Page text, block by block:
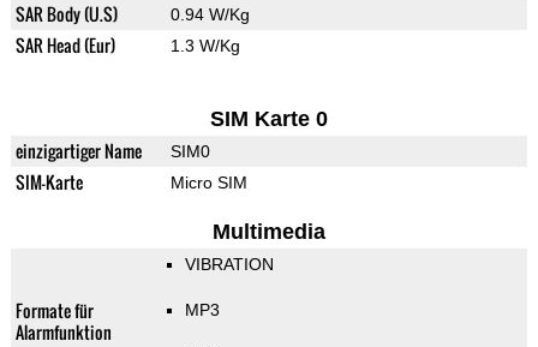
SAR Body (U.S) 0.94 W/Kg
SAR Head (Eur) 1.3 W/Kg
SIM Karte 0
einzigartiger Name SIM0
SIM-Karte Micro SIM
Multimedia
Formate für
Alarmfunktion
VIBRATION
MP3